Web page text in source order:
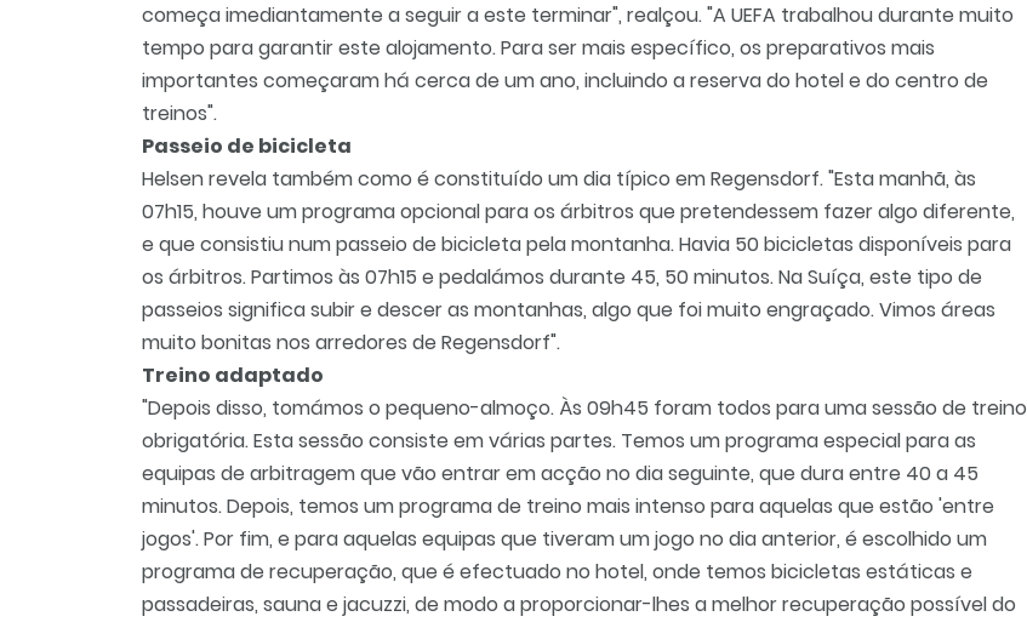
começa imediantamente a seguir a este terminar", realçou. "A UEFA trabalhou durante muito
tempo para garantir este alojamento. Para ser mais específico, os preparativos mais
importantes começaram há cerca de um ano, incluindo a reserva do hotel e do centro de
treinos".
Passeio de bicicleta
Helsen revela também como é constituído um dia típico em Regensdorf. "Esta manhã, às
07h15, houve um programa opcional para os árbitros que pretendessem fazer algo diferente,
e que consistiu num passeio de bicicleta pela montanha. Havia 50 bicicletas disponíveis para
os árbitros. Partimos às 07h15 e pedalámos durante 45, 50 minutos. Na Suíça, este tipo de
passeios significa subir e descer as montanhas, algo que foi muito engraçado. Vimos áreas
muito bonitas nos arredores de Regensdorf".
Treino adaptado
"Depois disso, tomámos o pequeno-almoço. Às 09h45 foram todos para uma sessão de treino
obrigatória. Esta sessão consiste em várias partes. Temos um programa especial para as
equipas de arbitragem que vão entrar em acção no dia seguinte, que dura entre 40 a 45
minutos. Depois, temos um programa de treino mais intenso para aquelas que estão 'entre
jogos'. Por fim, e para aquelas equipas que tiveram um jogo no dia anterior, é escolhido um
programa de recuperação, que é efectuado no hotel, onde temos bicicletas estáticas e
passadeiras, sauna e jacuzzi, de modo a proporcionar-lhes a melhor recuperação possível do